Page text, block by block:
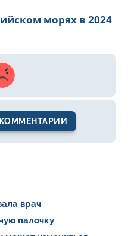
морях в 2024
КОММЕНТАРИИ
врач
палочку